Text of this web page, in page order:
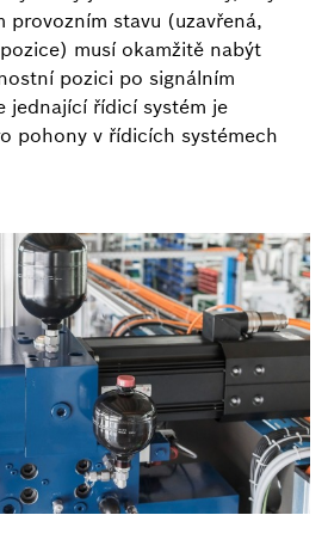
provozním stavu (uzavřená,
musí okamžitě nabýt
pozici po signálním
jednající řídicí systém je
pohony v řídicích systémech